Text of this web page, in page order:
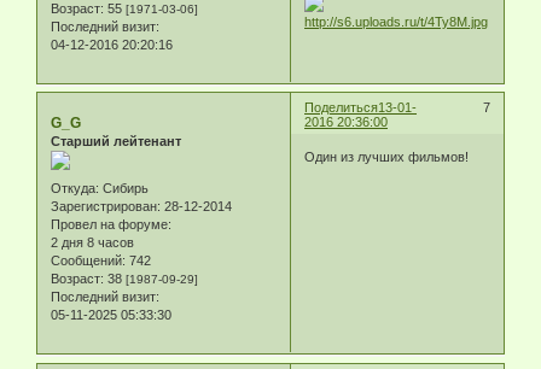
Возраст: 55 [1971-03-06]
Последний визит:
04-12-2016 20:20:16
Поделиться 7
13-01-
2016 20:36:00
G_G
Старший лейтенант
Откуда: Сибирь
Зарегистрирован: 28-12-2014
Провел на форуме:
2 дня 8 часов
Сообщений: 742
Возраст: 38 [1987-09-29]
Последний визит:
05-11-2025 05:33:30
Один из лучших фильмов!